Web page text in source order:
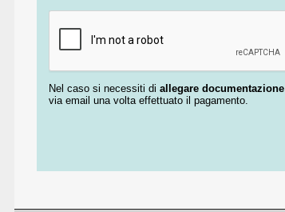
Nel caso si necessiti di allegare documentazione
via email una volta effettuato il pagamento.